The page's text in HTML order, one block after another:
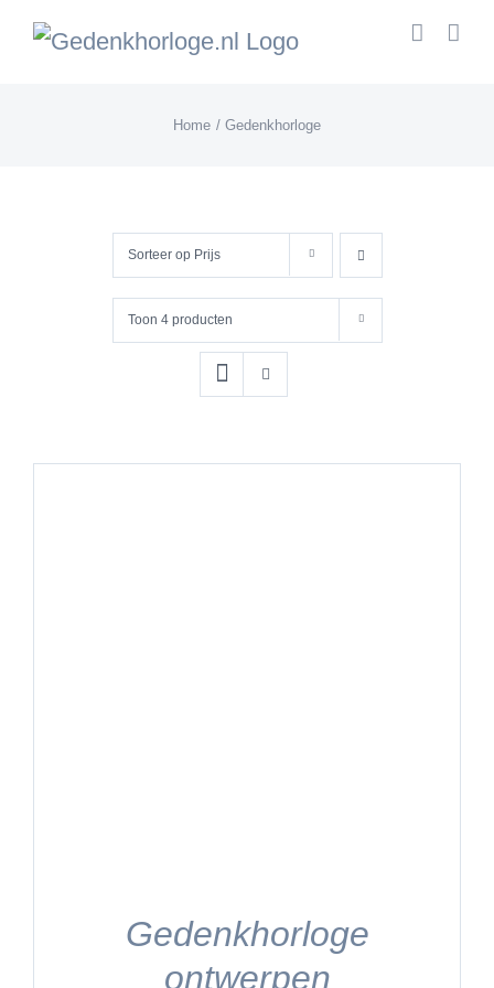
Skip
Home Gedenkhorloge
Sorteer op Prijs
Toon 4 producten
Gedenkhorloge
ontwerpen